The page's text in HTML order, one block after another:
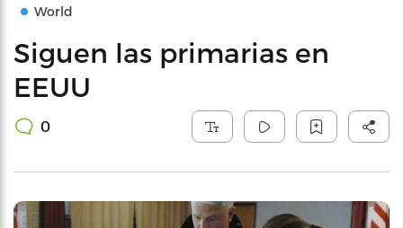
World
Siguen las primarias en
EEUU
0